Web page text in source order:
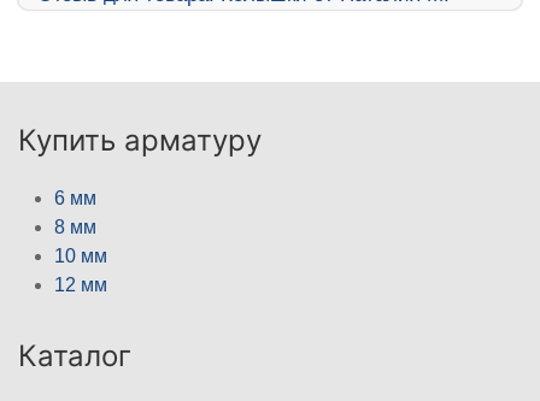
Купить арматуру
6 мм
8 мм
10 мм
12 мм
Каталог